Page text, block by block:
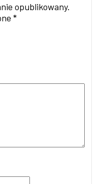
opublikowany.
*